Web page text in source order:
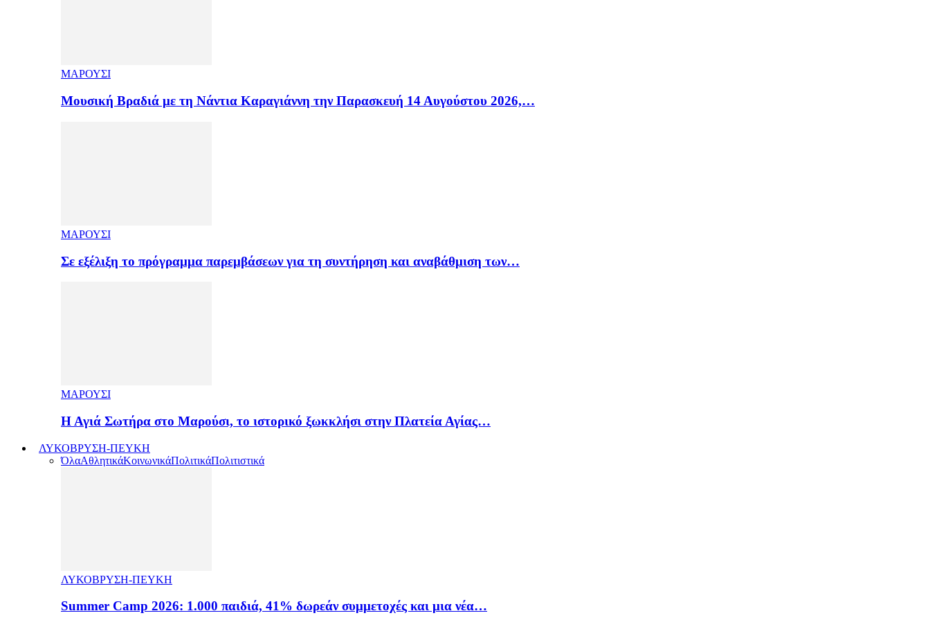
ΜΑΡΟΥΣΙ
Μουσική Βραδιά με τη Νάντια Καραγιάννη την Παρασκευή 14 Αυγούστου 2026,…
ΜΑΡΟΥΣΙ
Σε εξέλιξη το πρόγραμμα παρεμβάσεων για τη συντήρηση και αναβάθμιση των…
ΜΑΡΟΥΣΙ
Η Αγιά Σωτήρα στο Μαρούσι, το ιστορικό ξωκκλήσι στην Πλατεία Αγίας…
ΛΥΚΟΒΡΥΣΗ-ΠΕΥΚΗ
ΌλαΑθλητικάΚοινωνικάΠολιτικάΠολιτιστικά
ΛΥΚΟΒΡΥΣΗ-ΠΕΥΚΗ
Summer Camp 2026: 1.000 παιδιά, 41% δωρεάν συμμετοχές και μια νέα…